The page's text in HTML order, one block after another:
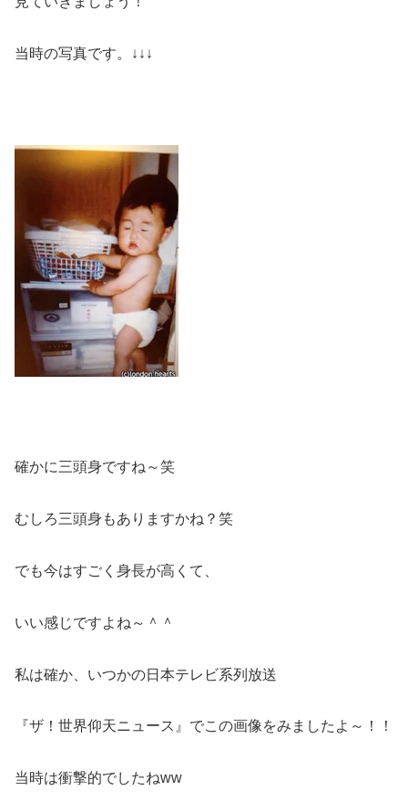
当時の写真です。↓↓↓
確かに三頭身ですね～笑
むしろ三頭身もありますかね？笑
でも今はすごく身長が高くて、
いい感じですよね～＾＾
私は確か、いつかの日本テレビ系列放送
『ザ！世界仰天ニュース』でこの画像をみましたよ～！！
当時は衝撃的でしたねww